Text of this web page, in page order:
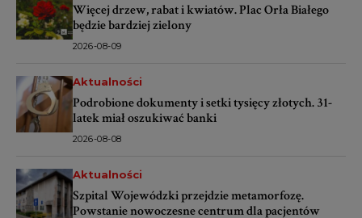
Więcej drzew, rabat i kwiatów. Plac Orła Białego
będzie bardziej zielony
2026-08-09
Aktualności
Podrobione dokumenty i setki tysięcy złotych. 31-
latek miał oszukiwać banki
2026-08-08
Aktualności
Szpital Wojewódzki przejdzie metamorfozę.
Powstanie nowoczesne centrum dla pacjentów